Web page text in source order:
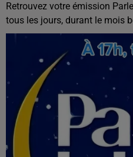
Retrouvez votre émission
tous les jours, durant le mois